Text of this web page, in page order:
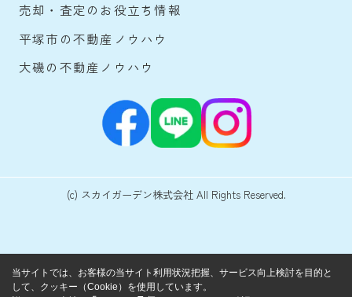
売却・査定のお役立ち情報
平塚市の不動産ノウハウ
大磯の不動産ノウハウ
(c) スカイガーデン株式会社 All Rights Reserved.
当サイトでは、お客様の当サイト利用状況把握、サービス向上検討を目的と
して、クッキー（Cookie）を使用しています。